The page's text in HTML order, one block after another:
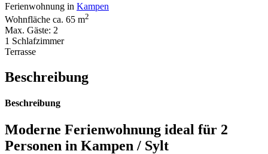
Ferienwohnung in Kampen
Wohnfläche ca. 65 m2
Max. Gäste: 2
1 Schlafzimmer
Terrasse
Beschreibung
Beschreibung
Moderne Ferienwohnung ideal für 2
Personen in Kampen / Sylt